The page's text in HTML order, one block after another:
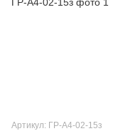
Артикул: ГР-А4-02-15з